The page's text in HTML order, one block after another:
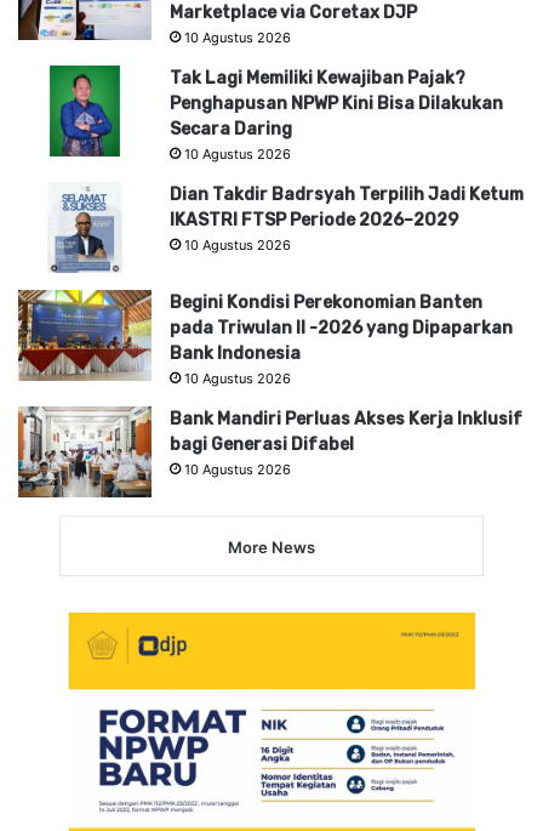
Marketplace via Coretax DJP
10 Agustus 2026
Tak Lagi Memiliki Kewajiban Pajak?
Penghapusan NPWP Kini Bisa Dilakukan
Secara Daring
10 Agustus 2026
Dian Takdir Badrsyah Terpilih Jadi Ketum
IKASTRI FTSP Periode 2026–2029
10 Agustus 2026
Begini Kondisi Perekonomian Banten
pada Triwulan II -2026 yang Dipaparkan
Bank Indonesia
10 Agustus 2026
Bank Mandiri Perluas Akses Kerja Inklusif
bagi Generasi Difabel
10 Agustus 2026
More News